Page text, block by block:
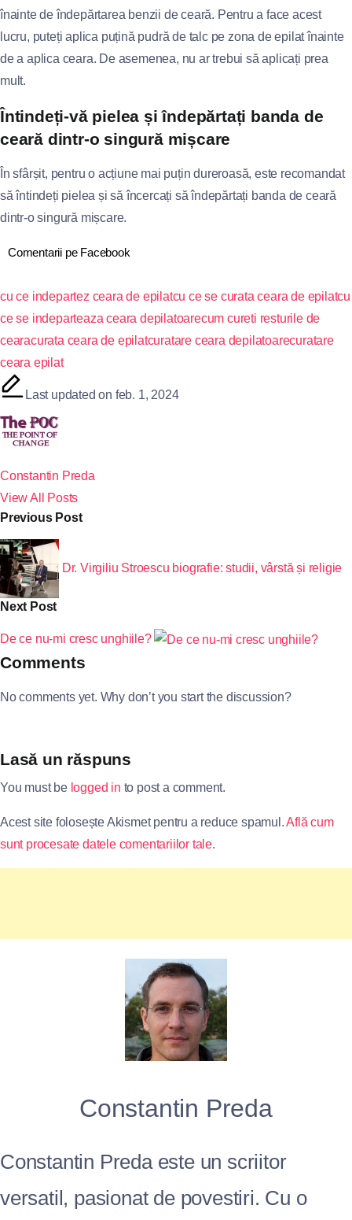
înainte de îndepărtarea benzii de ceară. Pentru a face acest
lucru, puteți aplica puțină pudră de talc pe zona de epilat înainte
de a aplica ceara. De asemenea, nu ar trebui să aplicați prea
mult.
Întindeți-vă pielea și îndepărtați banda de
ceară dintr-o singură mișcare
În sfârșit, pentru o acțiune mai puțin dureroasă, este recomandat
să întindeți pielea și să încercați să îndepărtați banda de ceară
dintr-o singură mișcare.
Comentarii pe Facebook
cu ce indepartez ceara de epilatcu ce se curata ceara de epilatcu
ce se indeparteaza ceara depilatoarecum cureti resturile de
cearacurata ceara de epilatcuratare ceara depilatoarecuratare
ceara epilat
Last updated on feb. 1, 2024
Constantin Preda
View All Posts
Previous Post
Dr. Virgiliu Stroescu biografie: studii, vârstă și religie
Next Post
De ce nu-mi cresc unghiile?
Comments
No comments yet. Why don’t you start the discussion?
Lasă un răspuns
You must be logged in to post a comment.
Acest site folosește Akismet pentru a reduce spamul.Află cum
sunt procesate datele comentariilor tale.
Constantin Preda
Constantin Preda este un scriitor
versatil, pasionat de povestiri. Cu o